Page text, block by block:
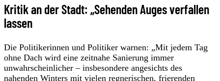
Kritik an der Stadt: „Sehenden Auges verfallen
lassen
Die Politikerinnen und Politiker warnen: „Mit jedem Tag
ohne Dach wird eine zeitnahe Sanierung immer
unwahrscheinlicher – insbesondere angesichts des
nahenden Winters mit vielen regnerischen, frierenden